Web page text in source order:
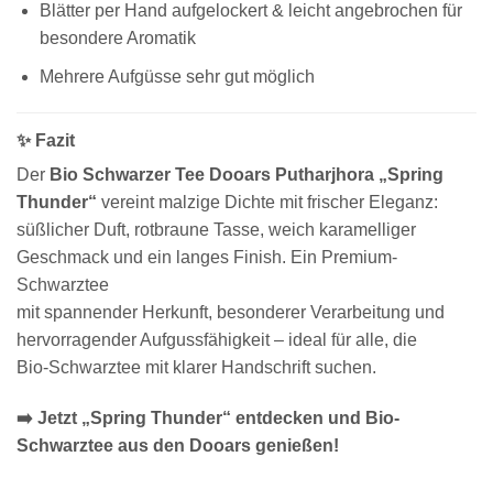
Blätter per Hand aufgelockert & leicht angebrochen für
besondere Aromatik
Mehrere Aufgüsse sehr gut möglich
✨ Fazit
Der Bio Schwarzer Tee Dooars Putharjhora „Spring
Thunder“ vereint malzige Dichte mit frischer Eleganz:
süßlicher Duft, rotbraune Tasse, weich karamelliger
Geschmack und ein langes Finish. Ein Premium-
Schwarztee
mit spannender Herkunft, besonderer Verarbeitung und
hervorragender Aufgussfähigkeit – ideal für alle, die
Bio-Schwarztee mit klarer Handschrift suchen.
➡️ Jetzt „Spring Thunder“ entdecken und Bio-
Schwarztee aus den Dooars genießen!